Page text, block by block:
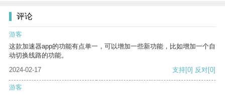
评论
游客
这款加速器app的功能有点单一，可以增加一些新功能，比如增加一个自
动切换线路的功能。
2024-02-17
支持[0] 反对[0]
游客